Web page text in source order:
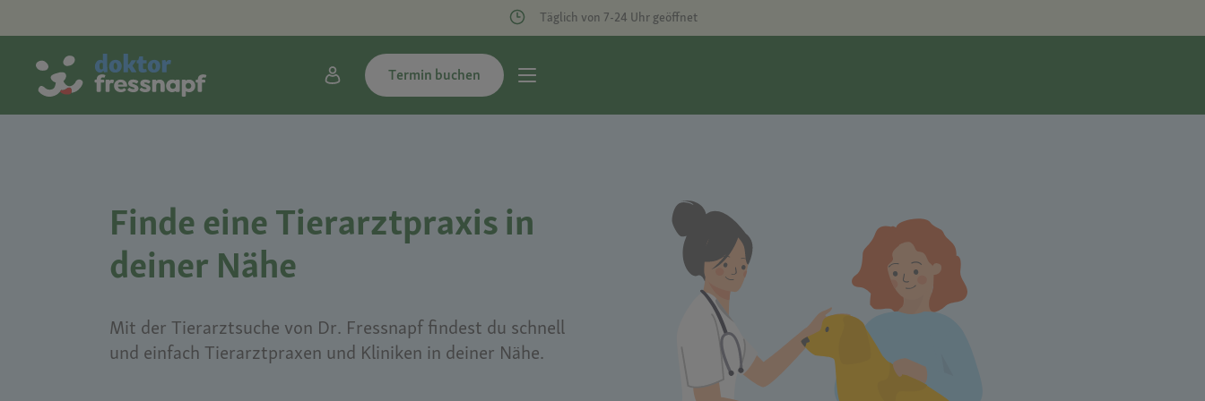
Täglich von 7-24 Uhr geöffnet
Termin buchen
Finde eine Tierarztpraxis in
deiner Nähe
Mit der Tierarztsuche von Dr. Fressnapf findest du schnell
und einfach Tierarztpraxen und Kliniken in deiner Nähe.